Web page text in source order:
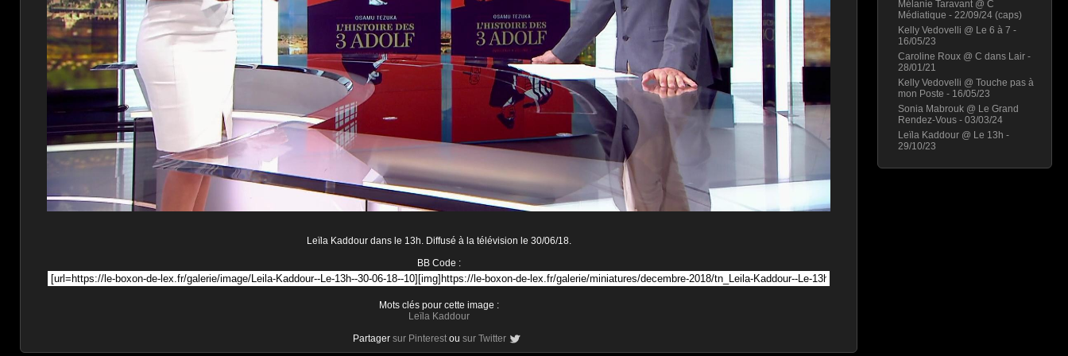
Mélanie Taravant @ C
Médiatique - 22/09/24 (caps)
Kelly Vedovelli @ Le 6 à 7 -
16/05/23
Caroline Roux @ C dans Lair -
28/01/21
Kelly Vedovelli @ Touche pas à
mon Poste - 16/05/23
Sonia Mabrouk @ Le Grand
Rendez-Vous - 03/03/24
Leïla Kaddour @ Le 13h -
29/10/23
Leïla Kaddour dans le 13h. Diffusé à la télévision le 30/06/18.
BB Code :
Mots clés pour cette image :
Leïla Kaddour
Partager sur Pinterest ou sur Twitter